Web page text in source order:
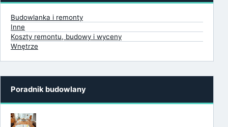
Budowlanka i remonty
Inne
Koszty remontu, budowy i wyceny
Wnętrze
Poradnik budowlany